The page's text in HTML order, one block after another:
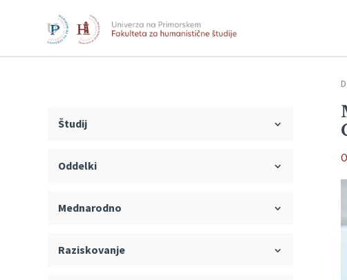
Študij
Oddelki
Mednarodno
Raziskovanje